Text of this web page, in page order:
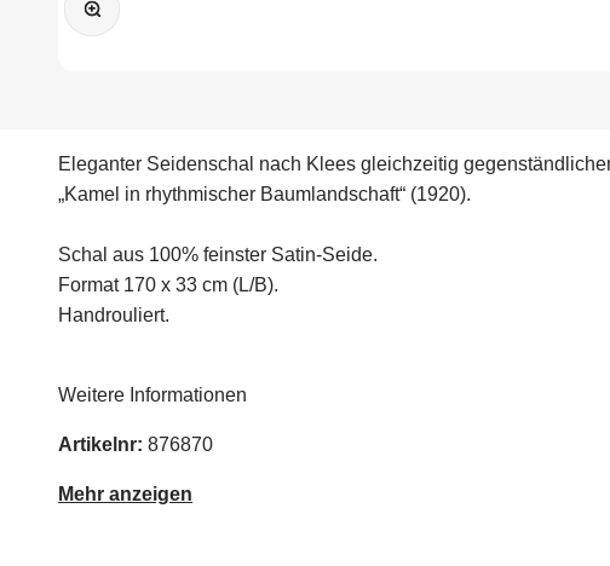
Eleganter Seidenschal nach Klees gleichzeitig
„Kamel in rhythmischer Baumlandschaft“ (1920).
Schal aus 100% feinster Satin-Seide.
Format 170 x 33 cm (L/B).
Handrouliert.
Weitere Informationen
Artikelnr: 876870
Mehr anzeigen